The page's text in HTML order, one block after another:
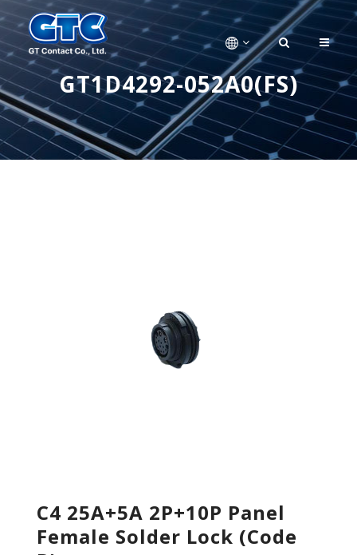
GT1D4292-052A0(FS)
C4 25A+5A 2P+10P Panel
Female Solder Lock (Code